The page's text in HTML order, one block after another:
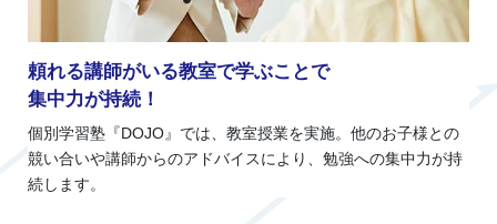
頼れる講師がいる教室で学ぶことで
集中力が持続！
個別学習塾『DOJO』では、教室授業を実施。他のお子様との
競い合いや講師からのアドバイスにより、勉強への集中力が持
続します。